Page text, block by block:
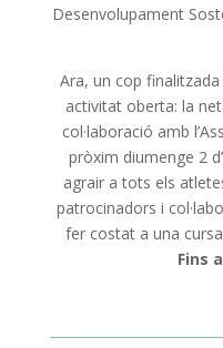
Desenvolupament
Ara, un cop
activitat oberta: la
col·laboració amb
pròxim diumenge 2
agrair a tots els
patrocinadors i
fer costat a una
Fins